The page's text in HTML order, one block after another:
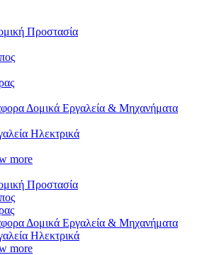
Προστασία
Δομικά Εργαλεία & Μηχανήματα
Ηλεκτρικά
more
Προστασία
Δομικά Εργαλεία & Μηχανήματα
Ηλεκτρικά
more